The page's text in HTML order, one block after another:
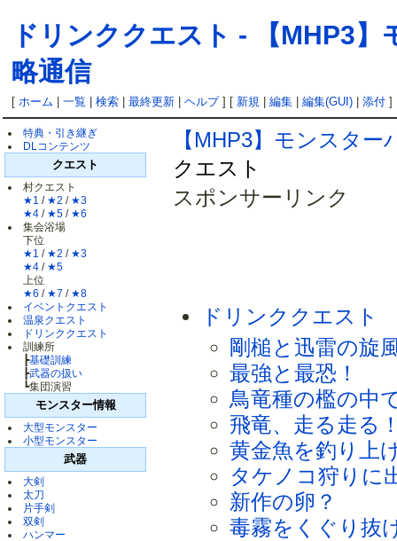
ドリンククエスト -
【MHP3
略通信
[ ホーム 一覧 検索| 最終更新| ヘルプ] [ 新規| 編集| 編集(GUI)| 添付]
特典・引き継ぎ
DLコンテンツ
クエスト
村クエスト
★1 / ★2 / ★3
★4 / ★5 / ★6
集会浴場
下位
★1 / ★2 / ★3
★4 / ★5
上位
★6 / ★7 / ★8
イベントクエスト
温泉クエスト
ドリンククエスト
訓練所
┣基礎訓練
┣武器の扱い
┗集団演習
モンスター情報
大型モンスター
小型モンスター
武器
大剣
太刀
片手剣
双剣
ハンマー
【MHP3】モンスタ
クエスト
スポンサーリンク
ドリンククエスト
剛槌と迅雷の旋
最強と最恐！
鳥竜種の檻の中
飛竜、走る走る
黄金魚を釣り上
タケノコ狩りに
新作の卵？
毒霧をくぐり抜